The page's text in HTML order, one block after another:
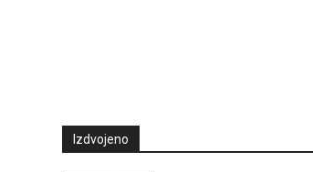
Izdvojeno